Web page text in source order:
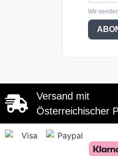
Wir
Versand mit
Österreichischer